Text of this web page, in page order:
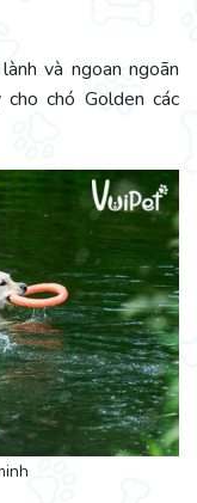
và ngoan ngoãn
chó Golden các